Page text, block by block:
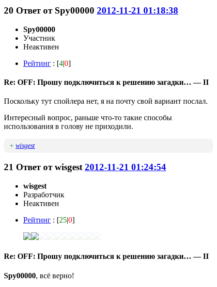
20 Ответ от Spy00000 2012-11-21 01:18:38
Spy00000
Участник
Неактивен
Рейтинг : [4|0]
Re: OFF: Прошу подключиться к решению загадки… — II
Поскольку тут спойлера нет, я на почту свой вариант послал.
Интересный вопрос, раньше что-то такие способы
использования в голову не приходили.
+ wisgest
21 Ответ отwisgest 2012-11-21 01:24:54
wisgest
Разработчик
Неактивен
Рейтинг : [25|0]
Re: OFF: Прошу подключиться к решению загадки… — II
Spy00000, всё верно!